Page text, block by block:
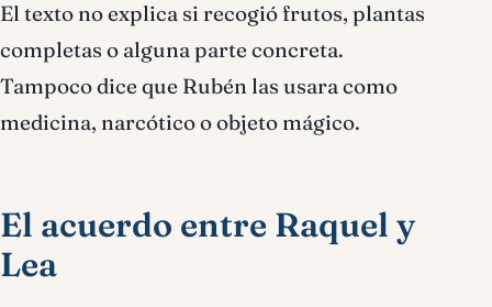
El texto no explica si recogió frutos, plantas
completas o alguna parte concreta.
Tampoco dice que Rubén las usara como
medicina, narcótico o objeto mágico.
El acuerdo entre Raquel y
Lea